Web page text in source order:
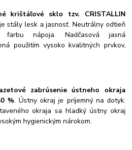
krištáľové sklo tzv. CRISTALLIN
stály lesk a jasnosť. Neutrálny odtieň
nápoja. Nadčasová jasná
použitím vysoko kvalitných prvkov,
zabrúsenie ústneho okraja
%. Ústny okraj je príjemný na dotyk.
okraja sa hladký ústny okraj
hygienickým nárokom.